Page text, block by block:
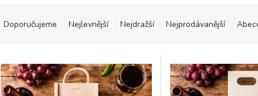
n
p
Doporučujeme Nejlevnější Nejdražší Nejprodávanější
V
ý
p